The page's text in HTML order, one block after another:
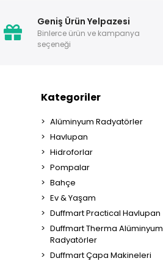
Geniş Ürün Yelpazesi
Binlerce ürün ve kampanya
seçeneği
Kategoriler
Alüminyum Radyatörler
Havlupan
Hidroforlar
Pompalar
Bahçe
Ev & Yaşam
Duffmart Practical Havlupan
Duffmart Therma Alüminyum
Radyatörler
Duffmart Çapa Makineleri